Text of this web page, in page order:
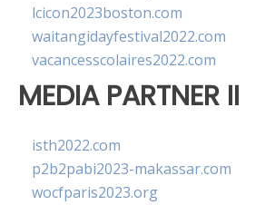
lcicon2023boston.com
waitangidayfestival2022.com
vacancesscolaires2022.com
MEDIA PARTNER II
isth2022.com
p2b2pabi2023-makassar.com
wocfparis2023.org